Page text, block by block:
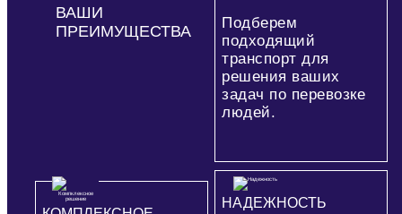
ВАШИ
ПРЕИМУЩЕСТВА
Подберем
подходящий
транспорт для
решения ваших
задач по перевозке
людей.
НАДЕЖНОСТЬ